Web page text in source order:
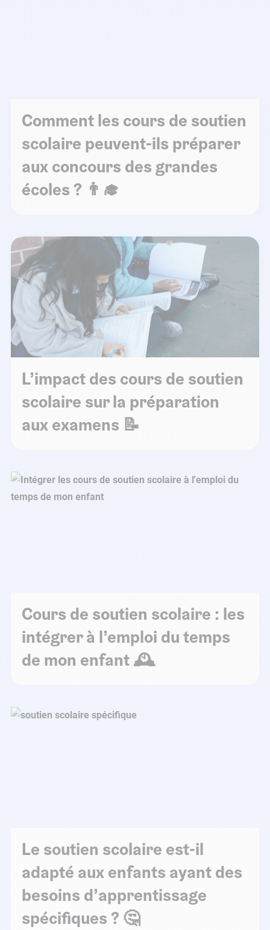
Comment les cours de soutien
scolaire peuvent-ils préparer
aux concours des grandes
écoles ? 👨‍🎓
L’impact des cours de soutien
scolaire sur la préparation
aux examens 📝
Cours de soutien scolaire : les
intégrer à l’emploi du temps
de mon enfant 🕰️
Le soutien scolaire est-il
adapté aux enfants ayant des
besoins d’apprentissage
spécifiques ? 🤔